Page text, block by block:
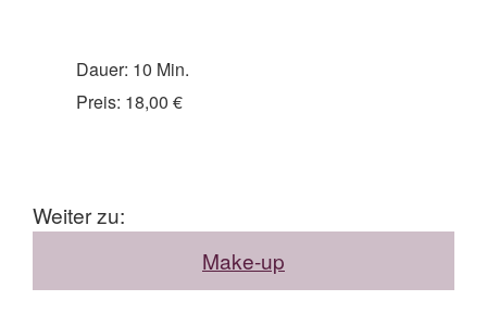
Dauer: 10 Min.
Preis: 18,00 €
Weiter zu:
Make-up